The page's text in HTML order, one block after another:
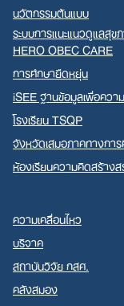
นวัตกรรมต้นแบบ
ระบบการแนะแนวดูแลสุข
HERO OBEC CARE
การศึกษายืดหยุ่น
iSEE ฐานข้อมูลเพื่อควา
โรงเรียน TSQP
จังหวัดเสมอภาคทางกา
ห้องเรียนความคิดสร้าง
ความเคลื่อนไหว
บริจาค
สถาบันวิจัย กสศ.
คลังสมอง